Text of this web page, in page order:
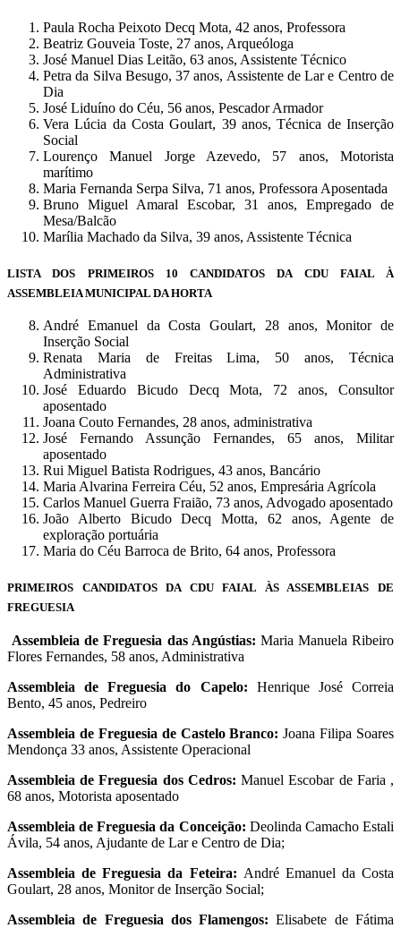
Paula Rocha Peixoto Decq Mota, 42 anos, Professora
Beatriz Gouveia Toste, 27 anos, Arqueóloga
José Manuel Dias Leitão, 63 anos, Assistente Técnico
Petra da Silva Besugo, 37 anos, Assistente de Lar e Centro de
Dia
José Liduíno do Céu, 56 anos, Pescador Armador
Vera Lúcia da Costa Goulart, 39 anos, Técnica de Inserção
Social
Lourenço Manuel Jorge Azevedo, 57 anos, Motorista
marítimo
Maria Fernanda Serpa Silva, 71 anos, Professora Aposentada
Bruno Miguel Amaral Escobar, 31 anos, Empregado de
Mesa/Balcão
Marília Machado da Silva, 39 anos, Assistente Técnica
LISTA DOS PRIMEIROS 10 CANDIDATOS DA CDU FAIAL À
ASSEMBLEIA MUNICIPAL DA HORTA
André Emanuel da Costa Goulart, 28 anos, Monitor de
Inserção Social
Renata Maria de Freitas Lima, 50 anos, Técnica
Administrativa
José Eduardo Bicudo Decq Mota, 72 anos, Consultor
aposentado
Joana Couto Fernandes, 28 anos, administrativa
José Fernando Assunção Fernandes, 65 anos, Militar
aposentado
Rui Miguel Batista Rodrigues, 43 anos, Bancário
Maria Alvarina Ferreira Céu, 52 anos, Empresária Agrícola
Carlos Manuel Guerra Fraião, 73 anos, Advogado aposentado
João Alberto Bicudo Decq Motta, 62 anos, Agente de
exploração portuária
Maria do Céu Barroca de Brito, 64 anos, Professora
PRIMEIROS CANDIDATOS DA CDU FAIAL ÀS ASSEMBLEIAS DE
FREGUESIA
Assembleia de Freguesia das Angústias: Maria Manuela Ribeiro
Flores Fernandes, 58 anos, Administrativa
Assembleia de Freguesia do Capelo: Henrique José Correia
Bento, 45 anos, Pedreiro
Assembleia de Freguesia de Castelo Branco:Joana Filipa Soares
Mendonça 33 anos, Assistente Operacional
Assembleia de Freguesia dos Cedros:Manuel Escobar de Faria ,
68 anos, Motorista aposentado
Assembleia de Freguesia da Conceição: Deolinda Camacho Estali
Ávila, 54 anos, Ajudante de Lar e Centro de Dia;
Assembleia de Freguesia da Feteira: André Emanuel da Costa
Goulart, 28 anos, Monitor de Inserção Social;
Assembleia de Freguesia dos Flamengos:Elisabete de Fátima